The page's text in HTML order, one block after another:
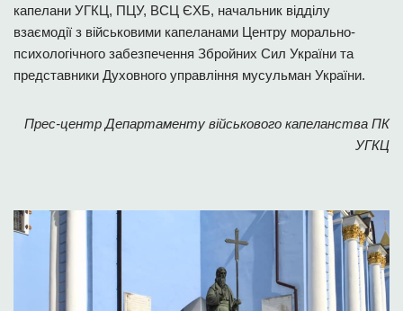
капелани УГКЦ, ПЦУ, ВСЦ ЄХБ, начальник відділу
взаємодії з військовими капеланами Центру морально-
психологічного забезпечення Збройних Сил України та
представники Духовного управління мусульман України.
Прес-центр Департаменту військового капеланства ПК
УГКЦ